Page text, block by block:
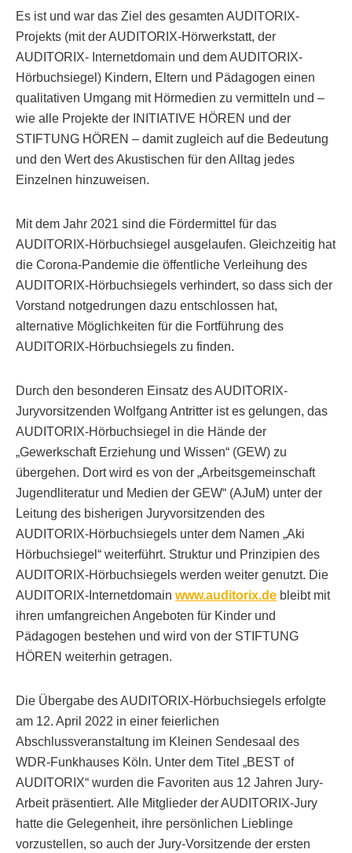
Es ist und war das Ziel des gesamten AUDITORIX-
Projekts (mit der AUDITORIX-Hörwerkstatt, der
AUDITORIX- Internetdomain und dem AUDITORIX-
Hörbuchsiegel) Kindern, Eltern und Pädagogen einen
qualitativen Umgang mit Hörmedien zu vermitteln und –
wie alle Projekte der INITIATIVE HÖREN und der
STIFTUNG HÖREN – damit zugleich auf die Bedeutung
und den Wert des Akustischen für den Alltag jedes
Einzelnen hinzuweisen.
Mit dem Jahr 2021 sind die Fördermittel für das
AUDITORIX-Hörbuchsiegel ausgelaufen. Gleichzeitig hat
die Corona-Pandemie die öffentliche Verleihung des
AUDITORIX-Hörbuchsiegels verhindert, so dass sich der
Vorstand notgedrungen dazu entschlossen hat,
alternative Möglichkeiten für die Fortführung des
AUDITORIX-Hörbuchsiegels zu finden.
Durch den besonderen Einsatz des AUDITORIX-
Juryvorsitzenden Wolfgang Antritter ist es gelungen, das
AUDITORIX-Hörbuchsiegel in die Hände der
„Gewerkschaft Erziehung und Wissen“ (GEW) zu
übergehen. Dort wird es von der „Arbeitsgemeinschaft
Jugendliteratur und Medien der GEW“ (AJuM) unter der
Leitung des bisherigen Juryvorsitzenden des
AUDITORIX-Hörbuchsiegels unter dem Namen „Aki
Hörbuchsiegel“ weiterführt. Struktur und Prinzipien des
AUDITORIX-Hörbuchsiegels werden weiter genutzt. Die
AUDITORIX-Internetdomain www.auditorix.de bleibt mit
ihren umfangreichen Angeboten für Kinder und
Pädagogen bestehen und wird von der STIFTUNG
HÖREN weiterhin getragen.
Die Übergabe des AUDITORIX-Hörbuchsiegels erfolgte
am 12. April 2022 in einer feierlichen
Abschlussveranstaltung im Kleinen Sendesaal des
WDR-Funkhauses Köln. Unter dem Titel „BEST of
AUDITORIX“ wurden die Favoriten aus 12 Jahren Jury-
Arbeit präsentiert. Alle Mitglieder der AUDITORIX-Jury
hatte die Gelegenheit, ihre persönlichen Lieblinge
vorzustellen, so auch der Jury-Vorsitzende der ersten